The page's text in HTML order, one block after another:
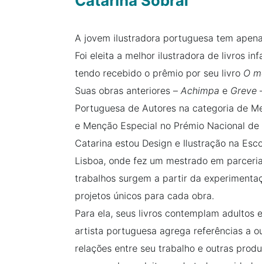
A jovem ilustradora portuguesa tem
Foi eleita a melhor ilustradora de livros
tendo recebido o prêmio por seu livro O
Suas obras anteriores – Achimpa e Greve
Portuguesa de Autores na categoria de
e Menção Especial no Prémio Nacional
Catarina estou Design e Ilustração na
Lisboa, onde fez um mestrado em
trabalhos surgem a partir da
projetos únicos para cada obra.
Para ela, seus livros contemplam adultos
artista portuguesa agrega referências a
relações entre seu trabalho e outras